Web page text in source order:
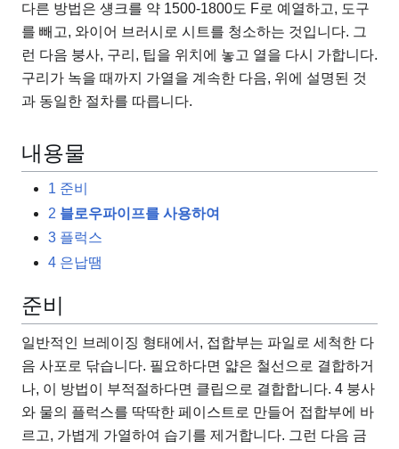
다른 방법은 섕크를 약 1500-1800도 F로 예열하고, 도구
를 빼고, 와이어 브러시로 시트를 청소하는 것입니다. 그
런 다음 붕사, 구리, 팁을 위치에 놓고 열을 다시 가합니다.
구리가 녹을 때까지 가열을 계속한 다음, 위에 설명된 것
과 동일한 절차를 따릅니다.
내용물
1 준비
2 블로우파이프를 사용하여
3 플럭스
4 은납땜
준비
일반적인 브레이징 형태에서, 접합부는 파일로 세척한 다
음 사포로 닦습니다. 필요하다면 얇은 철선으로 결합하거
나, 이 방법이 부적절하다면 클립으로 결합합니다. 4 붕사
와 물의 플럭스를 딱딱한 페이스트로 만들어 접합부에 바
르고, 가볍게 가열하여 습기를 제거합니다. 그런 다음 금